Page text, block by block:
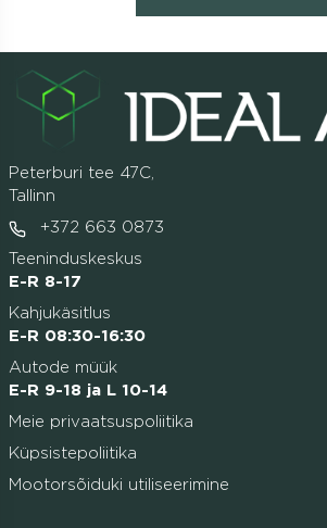
Peterburi tee 47C,
Tallinn
+372 663 0873
Teeninduskeskus
E-R 8-17
Kahjukäsitlus
E-R 08:30-16:30
Autode müük
E-R 9-18 ja L 10-14
Meie privaatsuspoliitika
Küpsistepoliitika
Mootorsõiduki utiliseerimine